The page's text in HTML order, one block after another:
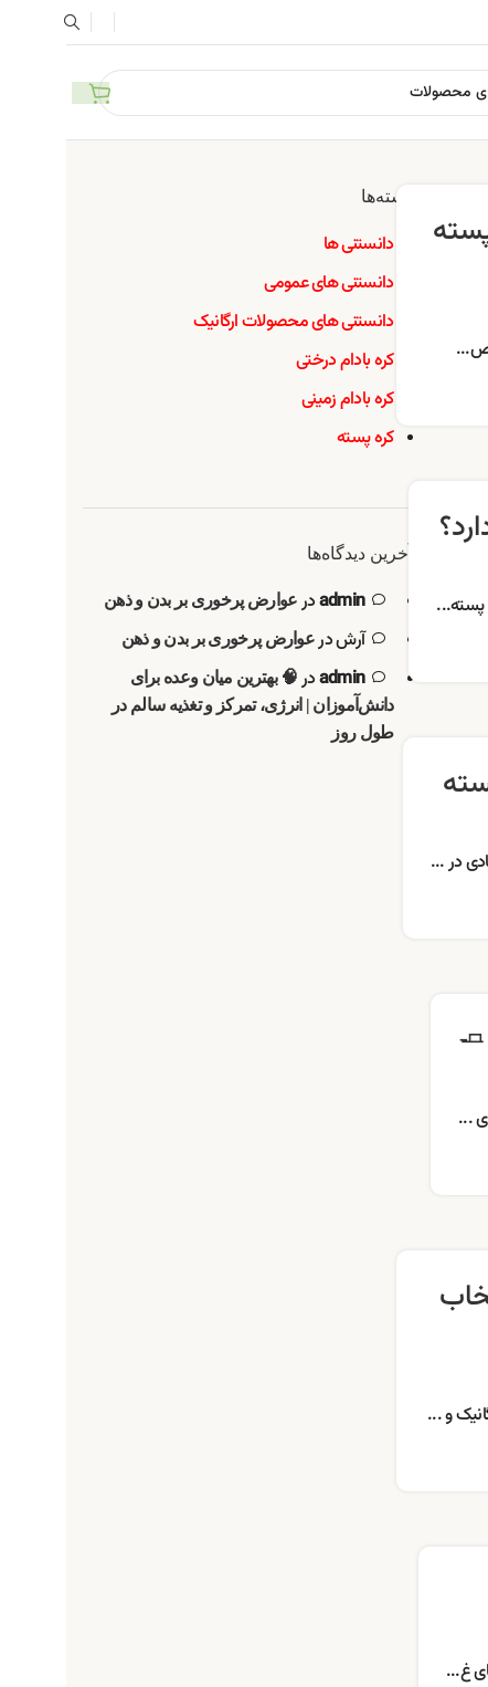
پسته...
در ...
...
و ...
غ...
دسته‌ها
دانستنی ها
دانستنی های عمومی
دانستنی های محصولات ارگانیک
کره بادام درختی
کره بادام زمینی
کره پسته
آخرین دیدگاه‌ها
adminدر عوارض پرخوری بر بدن و ذهن
آرشدرعوارض پرخوری بر بدن و ذهن
adminدر 🧠 بهترین میان وعده برای
دانش‌آموزان | انرژی، تمرکز و تغذیه سالم در
طول روز